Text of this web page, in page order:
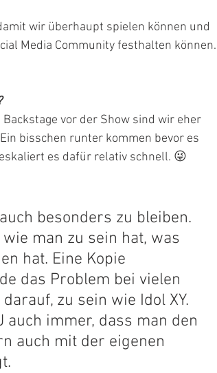
wir überhaupt spielen können und
Media Community festhalten können.
vor der Show sind wir eher
bisschen runter kommen bevor es
es dafür relativ schnell. 😜
besonders zu bleiben.
man zu sein hat, was
hat. Eine Kopie
das Problem bei vielen
zu sein wie Idol XY.
immer, dass man den
auch mit der eigenen